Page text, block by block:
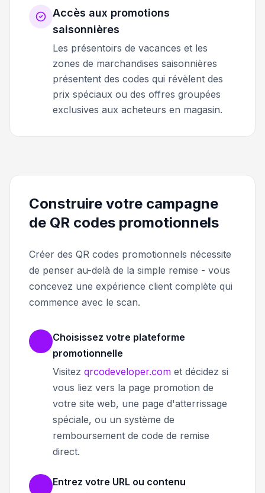
Accès aux promotions
saisonnières
Les présentoirs de vacances et les
zones de marchandises saisonnières
présentent des codes qui révèlent des
prix spéciaux ou des offres groupées
exclusives aux acheteurs en magasin.
Construire votre campagne
de QR codes promotionnels
Créer des QR codes promotionnels nécessite
de penser au-delà de la simple remise - vous
concevez une expérience client complète qui
commence avec le scan.
Choisissez votre plateforme
promotionnelle
Visitez qrcodeveloper.com et décidez si
vous liez vers la page promotion de
votre site web, une page d'atterrissage
spéciale, ou un système de
remboursement de code de remise
direct.
Entrez votre URL ou contenu